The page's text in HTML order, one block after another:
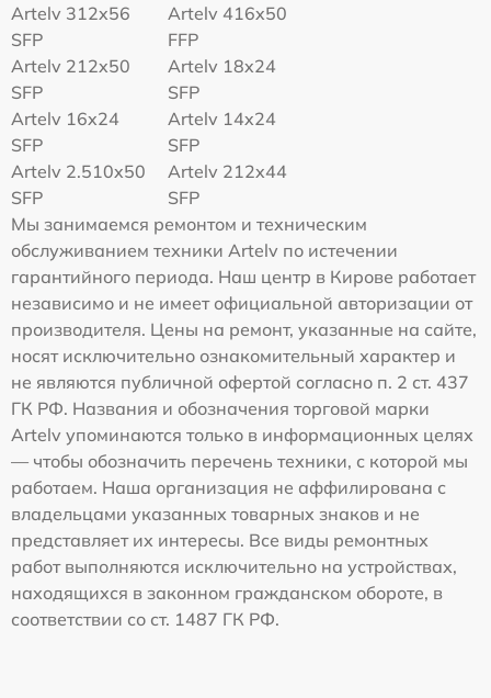
Artelv 312x56
SFP
Artelv 416x50
FFP
Artelv 212x50
SFP
Artelv 18x24
SFP
Artelv 16x24
SFP
Artelv 14x24
SFP
Artelv 2.510x50
SFP
Artelv 212x44
SFP
Мы занимаемся ремонтом и техническим
обслуживанием техники Artelv по истечении
гарантийного периода. Наш центр в Кирове работает
независимо и не имеет официальной авторизации от
производителя. Цены на ремонт, указанные на сайте,
носят исключительно ознакомительный характер и
не являются публичной офертой согласно п. 2 ст. 437
ГК РФ. Названия и обозначения торговой марки
Artelv упоминаются только в информационных целях
— чтобы обозначить перечень техники, с которой мы
работаем. Наша организация не аффилирована с
владельцами указанных товарных знаков и не
представляет их интересы. Все виды ремонтных
работ выполняются исключительно на устройствах,
находящихся в законном гражданском обороте, в
соответствии со ст. 1487 ГК РФ.